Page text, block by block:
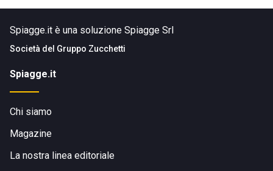
Spiagge.it è una soluzione Spiagge Srl
Società del Gruppo Zucchetti
Spiagge.it
Chi siamo
Magazine
La nostra linea editoriale